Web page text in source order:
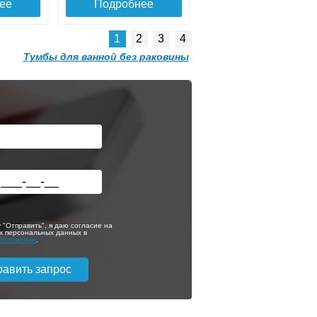
318
Line Атлантика 70
антискрейч, белая
Подробнее
810
подвесная Style
антискрейч, старое
1 2 3 4
Тумбы для ванной без раковины
"Отправить", я даю согласие на
персональных данных в
Условиями